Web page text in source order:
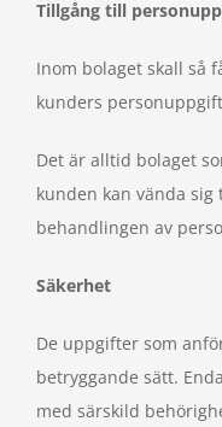
Tillgång till
Inom bolaget skall så
kunders
Det är alltid bolaget
kunden kan vända
behandlingen av
Säkerhet
De uppgifter som
betryggande sätt.
med särskild